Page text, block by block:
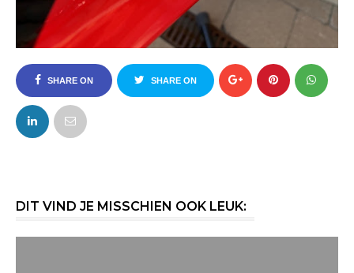
SHARE ON
FACEBOOK
SHARE ON
DIT VIND JE MISSCHIEN OOK LEUK: